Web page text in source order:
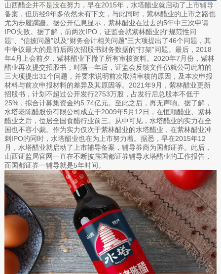
山西醋企并不是没在努力，早在2015年，水塔醋业就启动了上市辅导
备案，但历经9年多依然未有下文，与此同时，紫林醋业的上市之路也
尤为步履蹒跚。据公开信息显示，紫林醋业在过去的5年中三次申请
IPO失败。据了解，前两次IPO，证监会就紫林醋业的“规范性问
题”、“信披问题”以及“财务会计相关问题”三大项提出了46个问题，其
中争议最大的是前后两次招股书财务数据的“打架”问题。最后，2018
年4月上会前夕，紫林醋业下撤了所有审核资料。2020年7月份，紫林
醋业再次提交招股书，时隔一年后，证监会反馈文件仍就公司此前的
三大项提出31个问题，并要求说明前次取消审核的原因，及本次申报
材料与前次申报材料的差异及其原因等。2021年9月，紫林醋业更新
招股书，计划不超过公开发行2753万股，占发行后总股本不低于
25%，拟合计募集资金约5.74亿元。至此之后，再无声响。据了解，
水塔老陈醋股份有限公司成立于2009年5月12日，在恒顺醋业、紫林
醋业之后，位居全国食醋行业前三。从中可见，水塔醋业的实力在全
国也不容小觑。作为实力仅次于紫林醋业的水塔醋业，在紫林醋业冲
刺IPO的同时，水塔醋业也在为上市努力着。据悉，早在2015年12
月，水塔醋业就启动了上市辅导备案，辅导券商为国都证券。此后，
山西证监局官网一直在不断披露国都证券辅导水塔醋业的工作报告，
而国都证券一辅导就是5年时间。